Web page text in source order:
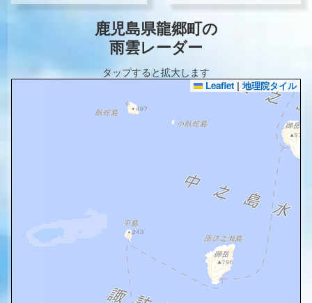
鹿児島県龍郷町の
雨雲レーダー
タップすると拡大します
Leaflet | 地理院タイル